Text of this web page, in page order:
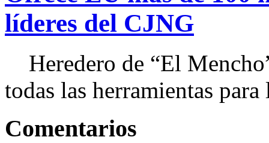
líderes del CJNG
Heredero de “El
todas las herramientas
Comentarios